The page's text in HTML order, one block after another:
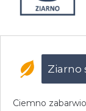
Ziarno
Ciemno